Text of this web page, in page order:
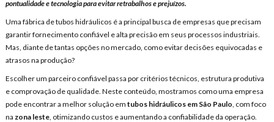
pontualidade e tecnologia para evitar retrabalhos e prejuízos.
Uma fábrica de tubos hidráulicos é a principal busca de empresas que precisam
garantir fornecimento confiável e alta precisão em seus processos industriais.
Mas, diante de tantas opções no mercado, como evitar decisões equivocadas e
atrasos na produção?
Escolher um parceiro confiável passa por critérios técnicos, estrutura produtiva
e comprovação de qualidade. Neste conteúdo, mostramos como uma empresa
pode encontrar a melhor solução em tubos hidráulicos em São Paulo , com foco
na zona leste , otimizando custos e aumentando a confiabilidade da operação.